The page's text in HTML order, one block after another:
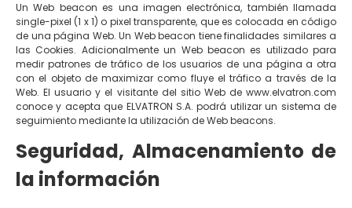
Un Web beacon es una imagen electrónica, también llamada
single-pixel (1 x 1) o pixel transparente, que es colocada en código
de una página Web. Un Web beacon tiene finalidades similares a
las Cookies. Adicionalmente un Web beacon es utilizado para
medir patrones de tráfico de los usuarios de una página a otra
con el objeto de maximizar como fluye el tráfico a través de la
Web. El usuario y el visitante del sitio Web de www.elvatron.com
conoce y acepta que ELVATRON S.A. podrá utilizar un sistema de
seguimiento mediante la utilización de Web beacons.
Seguridad, Almacenamiento de
la información